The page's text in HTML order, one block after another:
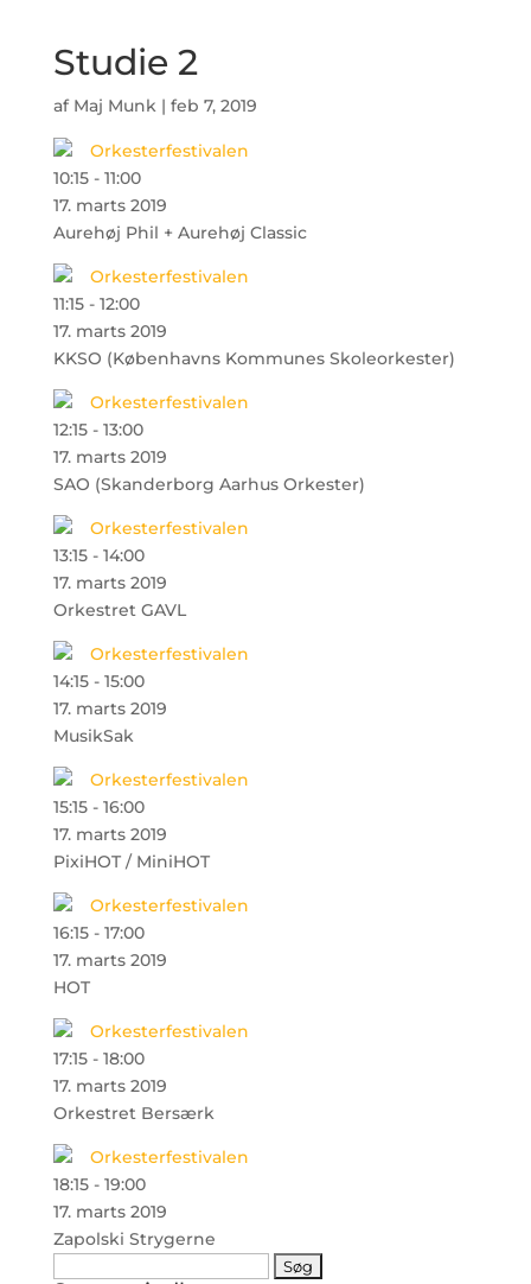
Studie 2
af Maj Munk| feb 7, 2019
Orkesterfestivalen
10:15- 11:00
17. marts 2019
Aurehøj Phil + Aurehøj Classic
Orkesterfestivalen
11:15- 12:00
17. marts 2019
KKSO (Københavns Kommunes Skoleorkester)
Orkesterfestivalen
12:15- 13:00
17. marts 2019
SAO (Skanderborg Aarhus Orkester)
Orkesterfestivalen
13:15- 14:00
17. marts 2019
Orkestret GAVL
Orkesterfestivalen
14:15- 15:00
17. marts 2019
MusikSak
Orkesterfestivalen
15:15- 16:00
17. marts 2019
PixiHOT / MiniHOT
Orkesterfestivalen
16:15- 17:00
17. marts 2019
HOT
Orkesterfestivalen
17:15- 18:00
17. marts 2019
Orkestret Bersærk
Orkesterfestivalen
18:15- 19:00
17. marts 2019
Zapolski Strygerne